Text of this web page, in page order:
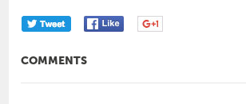
COMMENTS